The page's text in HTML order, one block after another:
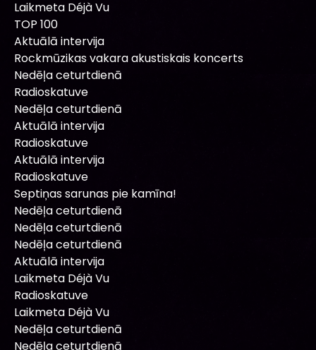
Laikmeta Déjà Vu
TOP 100
Aktuālā intervija
Rockmūzikas vakara akustiskais koncerts
Nedēļa ceturtdienā
Radioskatuve
Nedēļa ceturtdienā
Aktuālā intervija
Radioskatuve
Aktuālā intervija
Radioskatuve
Septiņas sarunas pie kamīna!
Nedēļa ceturtdienā
Nedēļa ceturtdienā
Nedēļa ceturtdienā
Aktuālā intervija
Laikmeta Déjà Vu
Radioskatuve
Laikmeta Déjà Vu
Nedēļa ceturtdienā
Nedēļa ceturtdienā